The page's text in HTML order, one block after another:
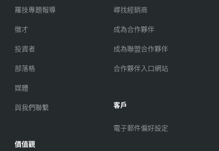
羅技專題報導
徵才
投資者
部落格
媒體
與我們聯繫
價值觀
尋找經銷商
成為合作夥伴
成為聯盟合作夥伴
合作夥伴入口網站
客戶
電子郵件偏好設定